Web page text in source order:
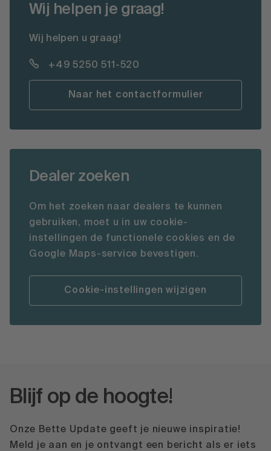
Wij helpen je graag!
Wij helpen u graag!
+49 5250 511-520
Naar het contactformulier
Dealer zoeken
Om het zoeken naar dealers te kunnen
gebruiken, moet u in uw cookie-
instellingen de functionele cookies en de
Google Maps-service bevestigen.
Cookie-instellingen wijzigen
Blijf op de hoogte!
Onze Bette Update geeft je nieuwe inspiratie!
Meld je aan en je ontvangt een bericht als er iets